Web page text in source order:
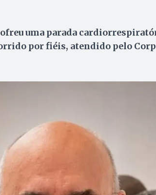
uma parada
por fiéis, atendido pelo